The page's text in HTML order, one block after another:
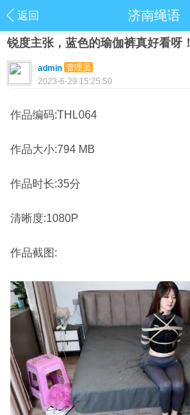
返回 济南绳语
锐度主张，蓝色的瑜伽裤真好看呀！
admin 管理员
2023-6-29 15:25:50
作品编码:THL064
作品大小:794 MB
作品时长:35分
清晰度:1080P
作品截图: